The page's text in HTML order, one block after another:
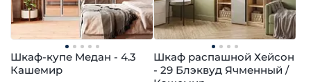
Шкаф-купе Медан - 4.3
Кашемир
Шкаф распашной Хейсон
- 29 Блэквуд Ячменный /